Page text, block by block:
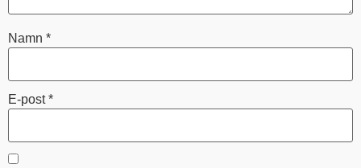
Namn *
E-post*